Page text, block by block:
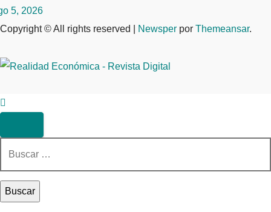
5, 2026
Copyright © All rights reserved
Newsper por Themeansar.